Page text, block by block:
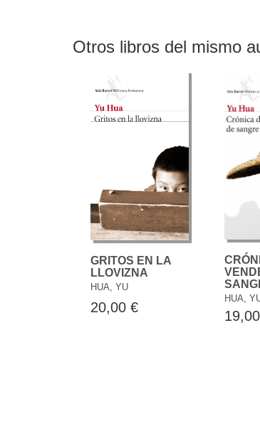
Otros libros del mismo
GRITOS EN LA
LLOVIZNA
HUA, YU
20,00 €
HUA,